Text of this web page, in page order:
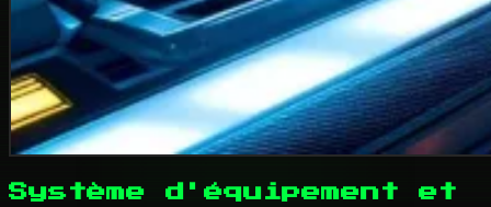
Système d'équipement et